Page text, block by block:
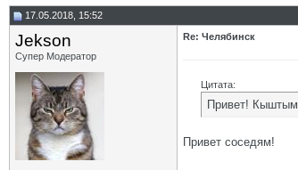
17.05.2018, 15:52
Jekson
Супер Модератор
Re: Челябинск
Цитата:
Привет! Кыштым
Привет соседям!